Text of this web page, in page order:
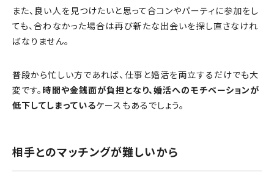
また、良い人を見つけたいと思って合コンやパーティに参加をし
ても、合わなかった場合は再び新たな出会いを探し直さなけれ
ばなりません。
普段から忙しい方であれば、仕事と婚活を両立するだけでも大
変です。 時間や金銭面が負担となり、婚活へのモチベーションが
低下してしまっているケースもあるでしょう。
相手とのマッチングが難しいから